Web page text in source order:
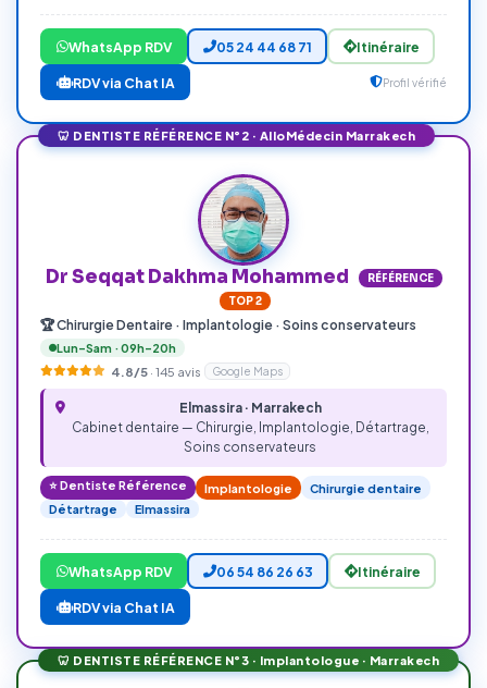
WhatsApp RDV 05 24 44 68 71 Itinéraire
RDV via Chat IA Profil vérifié
🦷 DENTISTE RÉFÉRENCE N°2 · AlloMédecin Marrakech
Dr Seqqat Dakhma Mohammed
RÉFÉRENCE
TOP 2
🏆 Chirurgie Dentaire · Implantologie · Soins conservateurs
Lun–Sam · 09h–20h
4.8/5 · 145 avis Google Maps
Elmassira · Marrakech
Cabinet dentaire — Chirurgie, Implantologie, Détartrage,
Soins conservateurs
⭐ Dentiste Référence Implantologie
Chirurgie dentaire
Détartrage
Elmassira
WhatsApp RDV 06 54 86 26 63 Itinéraire
RDV via Chat IA
🦷 DENTISTE RÉFÉRENCE N°3 · Implantologue · Marrakech